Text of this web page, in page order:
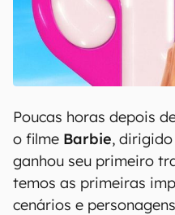
Poucas horas depois
o filme Barbie,
ganhou seu primeiro
temos as primeiras
cenários e